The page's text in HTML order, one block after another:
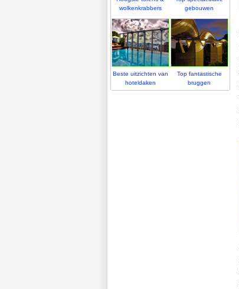
wolkenkrabbers
gebouwen
Beste uitzichten van
hoteldaken
Top fantastische
bruggen